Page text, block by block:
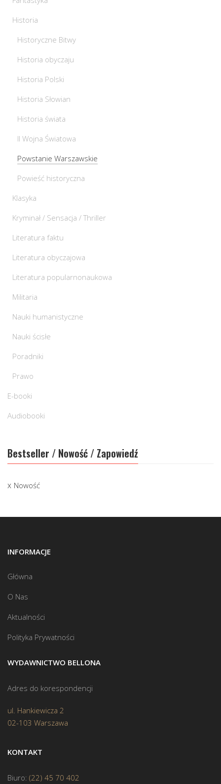
Historia
Historyczne Bitwy
Historia obyczaju
Historia Polski
Historia Słowian
Historia świata
II Wojna Światowa
Powstanie Warszawskie
Powieść historyczna
Klasyka
Kryminał / Sensacja / Thriller
Literatura faktu
Literatura obyczajowa
Literatura popularnonaukowa
Militaria
Nauki humanistyczne
Nauki ścisłe
Poradniki
Prawo
E-booki
Audiobooki
Bestseller / Nowość / Zapowiedź
Nowość
INFORMACJE
Główna
O Nas
Aktualności
Polityka Prywatności
WYDAWNICTWO BELLONA
Adres do korespondencji
ul. Hankiewicza 2
02-103 Warszawa
KONTAKT
Biuro: (22) 45 70 402